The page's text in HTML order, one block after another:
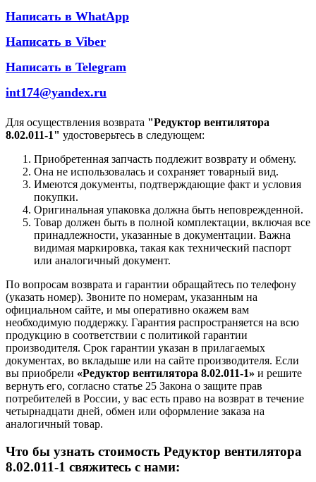
Написать в WhatApp
Написать в Viber
Написать в Telegram
int174@yandex.ru
Для осуществления возврата "Редуктор вентилятора
8.02.011-1" удостоверьтесь в следующем:
Приобретенная запчасть подлежит возврату и обмену.
Она не использовалась и сохраняет товарный вид.
Имеются документы, подтверждающие факт и условия
покупки.
Оригинальная упаковка должна быть неповрежденной.
Товар должен быть в полной комплектации, включая все
принадлежности, указанные в документации. Важна
видимая маркировка, такая как технический паспорт
или аналогичный документ.
По вопросам возврата и гарантии обращайтесь по телефону
(указать номер). Звоните по номерам, указанным на
официальном сайте, и мы оперативно окажем вам
необходимую поддержку. Гарантия распространяется на всю
продукцию в соответствии с политикой гарантии
производителя. Срок гарантии указан в прилагаемых
документах, во вкладыше или на сайте производителя. Если
вы приобрели «Редуктор вентилятора 8.02.011-1» и решите
вернуть его, согласно статье 25 Закона о защите прав
потребителей в России, у вас есть право на возврат в течение
четырнадцати дней, обмен или оформление заказа на
аналогичный товар.
Что бы узнать стоимость Редуктор вентилятора
8.02.011-1 свяжитесь с нами: